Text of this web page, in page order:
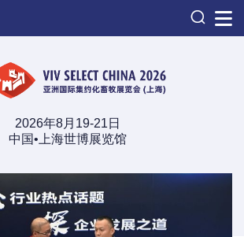

2026年8月19-21日
中国•上海世博展览馆